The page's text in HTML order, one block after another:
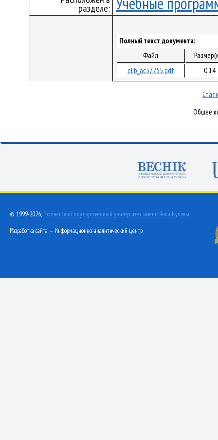
разделе:
Полный текст документа:
Файл
elib_ac57255.pdf
0.14
Общее
© 1999-2026, Гродненский государственный университет имени Янки Купалы
Разработка сайта — Информационно-аналитический центр